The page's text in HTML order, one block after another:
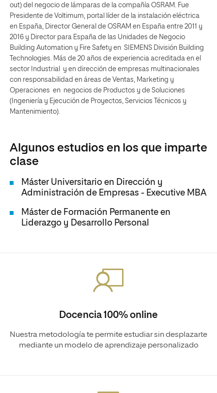
out) del negocio de lámparas de la compañía OSRAM. Fue
Presidente de Voltimum, portal líder de la instalación eléctrica
en España, Director General de OSRAM en España entre 2011 y
2016 y Director para España de las Unidades de Negocio
Building Automation y Fire Safety en SIEMENS División Building
Technologies. Más de 20 años de experiencia acreditada en el
sector Industrial y en dirección de empresas multinacionales
con responsabilidad en áreas de Ventas, Marketing y
Operaciones en negocios de Productos y de Soluciones
(Ingeniería y Ejecución de Proyectos, Servicios Técnicos y
Mantenimiento).
Algunos estudios en los que imparte
clase
Máster Universitario en Dirección y
Administración de Empresas - Executive MBA
Máster de Formación Permanente en
Liderazgo y Desarrollo Personal
Docencia 100% online
Nuestra metodología te permite estudiar sin desplazarte
mediante un modelo de aprendizaje personalizado